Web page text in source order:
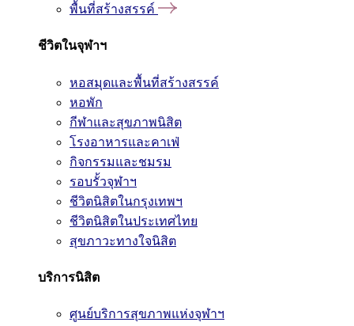
พื้นที่สร้างสรรค์
ชีวิตในจุฬาฯ
หอสมุดและพื้นที่สร้างสรรค์
หอพัก
กีฬาและสุขภาพนิสิต
โรงอาหารและคาเฟ่
กิจกรรมและชมรม
รอบรั้วจุฬาฯ
ชีวิตนิสิตในกรุงเทพฯ
ชีวิตนิสิตในประเทศไทย
สุขภาวะทางใจนิสิต
บริการนิสิต
ศูนย์บริการสุขภาพแห่งจุฬาฯ